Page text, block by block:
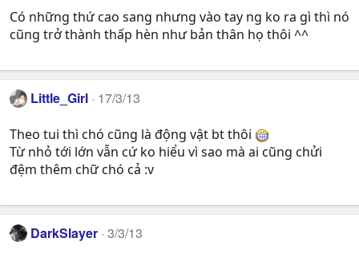
Có những thứ cao sang nhưng vào tay ng ko ra gì thì nó
cũng trở thành thấp hèn như bản thân họ thôi ^^
Little_Girl 17/3/13
Theo tui thì chó cũng là động vật bt thôi
Từ nhỏ tới lớn vẫn cứ ko hiểu vì sao mà ai cũng chửi
đệm thêm chữ chó cả :v
DarkSlayer 3/3/13